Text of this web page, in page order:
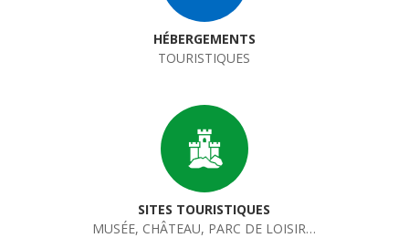
HÉBERGEMENTS
TOURISTIQUES
SITES TOURISTIQUES
MUSÉE, CHÂTEAU, PARC DE LOISIR…